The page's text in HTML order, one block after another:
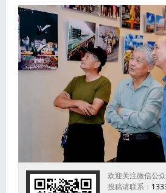
欢迎关注微信公众
投稿请联系：